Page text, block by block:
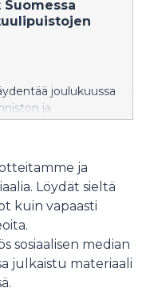
joulukuussa
ja
ja
Löydät sieltä
kuin vapaasti
sosiaalisen median
julkaistu materiaali